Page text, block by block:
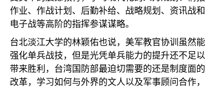
作业、作战计划、后勤补给、战略规划、资讯战和
电子战等高阶的指挥参谋谋略。
台北淡江大学的林颖佑也说，美军教官协训虽然能
强化单兵战技，但是光凭单兵能力的提升还不足以
带来胜利，台湾国防部最迫切需要的还是制度面的
改革，学习如何与外界的文人以及军事顾问合作，